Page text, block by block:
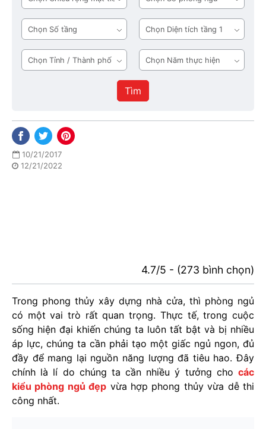
trình
kế
rộng
mặt
tiền
phòng
ngủ
Số
tầng
Diện
tích
tầng
1
Tỉnh
/
Năm
thực
hiện
Tìm
10/21/2017
12/21/2022
4.7/5 - (273 bình chọn)
Trong phong thủy xây dựng nhà cửa, thì phòng ngủ
có một vai trò rất quan trọng. Thực tế, trong cuộc
sống hiện đại khiến chúng ta luôn tất bật và bị nhiều
áp lực, chúng ta cần phải tạo một giấc ngủ ngon, đủ
đầy để mang lại nguồn năng lượng đã tiêu hao. Đây
chính là lí do chúng ta cần nhiều ý tưởng cho các
kiểu phòng ngủ đẹp vừa hợp phong thủy vừa dễ thi
công nhất.